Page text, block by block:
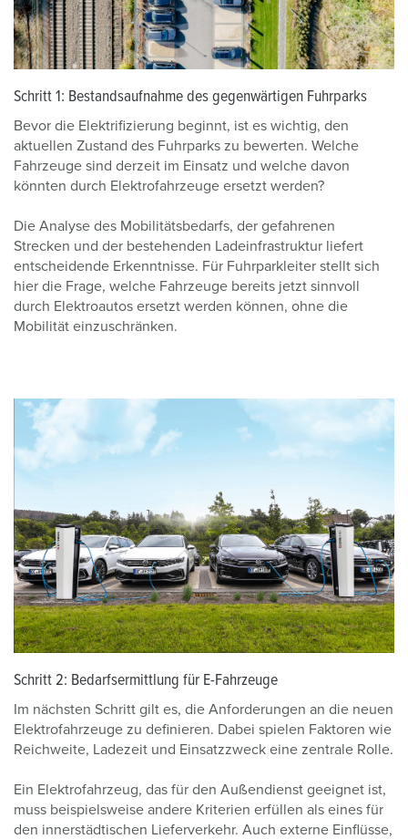
Schritt 1: Bestandsaufnahme des gegenwärtigen Fuhrparks
Bevor die Elektrifizierung beginnt, ist es wichtig, den
aktuellen Zustand des Fuhrparks zu bewerten. Welche
Fahrzeuge sind derzeit im Einsatz und welche davon
könnten durch Elektrofahrzeuge ersetzt werden?
Die Analyse des Mobilitätsbedarfs, der gefahrenen
Strecken und der bestehenden Ladeinfrastruktur liefert
entscheidende Erkenntnisse. Für Fuhrparkleiter stellt sich
hier die Frage, welche Fahrzeuge bereits jetzt sinnvoll
durch Elektroautos ersetzt werden können, ohne die
Mobilität einzuschränken.
Schritt 2: Bedarfsermittlung für E-Fahrzeuge
Im nächsten Schritt gilt es, die Anforderungen an die neuen
Elektrofahrzeuge zu definieren. Dabei spielen Faktoren wie
Reichweite, Ladezeit und Einsatzzweck eine zentrale Rolle.
Ein Elektrofahrzeug, das für den Außendienst geeignet ist,
muss beispielsweise andere Kriterien erfüllen als eines für
den innerstädtischen Lieferverkehr. Auch externe Einflüsse,